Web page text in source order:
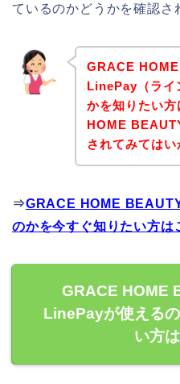
ているのかどうかを確認さ
GRACE
LinePay（ライ
かを知りたい
HOME
されてみては
⇒GRACE HOME
のかを今すぐ知りたい方は
GRACE HOME
LinePayが使える
い方